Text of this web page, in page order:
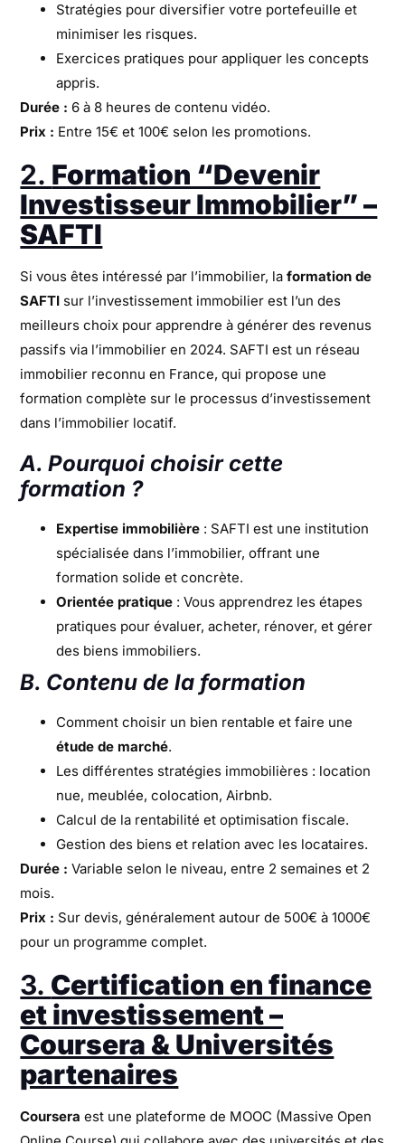
Stratégies pour diversifier votre portefeuille et
minimiser les risques.
Exercices pratiques pour appliquer les concepts
appris.
Durée : 6 à 8 heures de contenu vidéo.
Prix : Entre 15€ et 100€ selon les promotions.
2. Formation “Devenir
Investisseur Immobilier” –
SAFTI
Si vous êtes intéressé par l’immobilier, laformation de
SAFTI sur l’investissement immobilier est l’un des
meilleurs choix pour apprendre à générer des revenus
passifs via l’immobilier en 2024. SAFTI est un réseau
immobilier reconnu en France, qui propose une
formation complète sur le processus d’investissement
dans l’immobilier locatif.
A. Pourquoi choisir cette
formation ?
Expertise immobilière : SAFTI est une institution
spécialisée dans l’immobilier, offrant une
formation solide et concrète.
Orientée pratique : Vous apprendrez les étapes
pratiques pour évaluer, acheter, rénover, et gérer
des biens immobiliers.
B. Contenu de la formation
Comment choisir un bien rentable et faire une
étude de marché.
Les différentes stratégies immobilières : location
nue, meublée, colocation, Airbnb.
Calcul de la rentabilité et optimisation fiscale.
Gestion des biens et relation avec les locataires.
Durée : Variable selon le niveau, entre 2 semaines et 2
mois.
Prix : Sur devis, généralement autour de 500€ à 1000€
pour un programme complet.
3. Certification en finance
et investissement –
Coursera & Universités
partenaires
Coursera est une plateforme de MOOC (Massive Open